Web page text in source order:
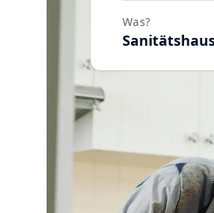
Was?